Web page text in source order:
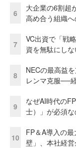
6
大企業の6割超
高め合う組織
7
VC出資で「戦
資を無駄にし
8
NECの最高益
レンマ克服──
9
なぜAI時代の
士）」が必須
10
FP＆A導入の
壁」、本社経